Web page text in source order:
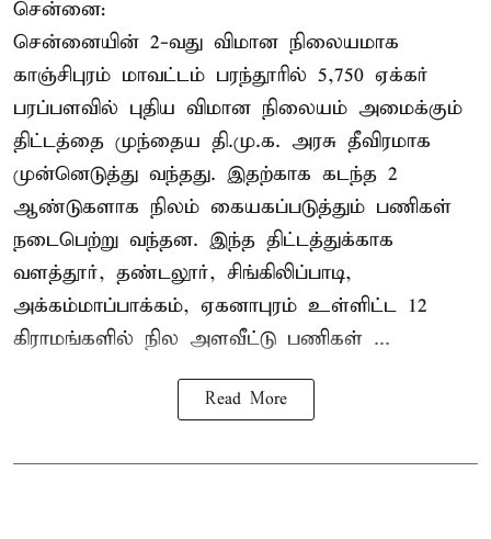
சென்னை:
சென்னையின் 2-வது விமான நிலையமாக
காஞ்சிபுரம் மாவட்டம் பரந்தூரில் 5,750 ஏக்கர்
பரப்பளவில் புதிய விமான நிலையம் அமைக்கும்
திட்டத்தை முந்தைய தி.மு.க. அரசு தீவிரமாக
முன்னெடுத்து வந்தது. இதற்காக கடந்த 2
ஆண்டுகளாக நிலம் கையகப்படுத்தும் பணிகள்
நடைபெற்று வந்தன. இந்த திட்டத்துக்காக
வளத்தூர், தண்டலூர், சிங்கிலிப்பாடி,
அக்கம்மாப்பாக்கம், ஏகனாபுரம் உள்ளிட்ட 12
கிராமங்களில் நில அளவீட்டு பணிகள் ...
Read More